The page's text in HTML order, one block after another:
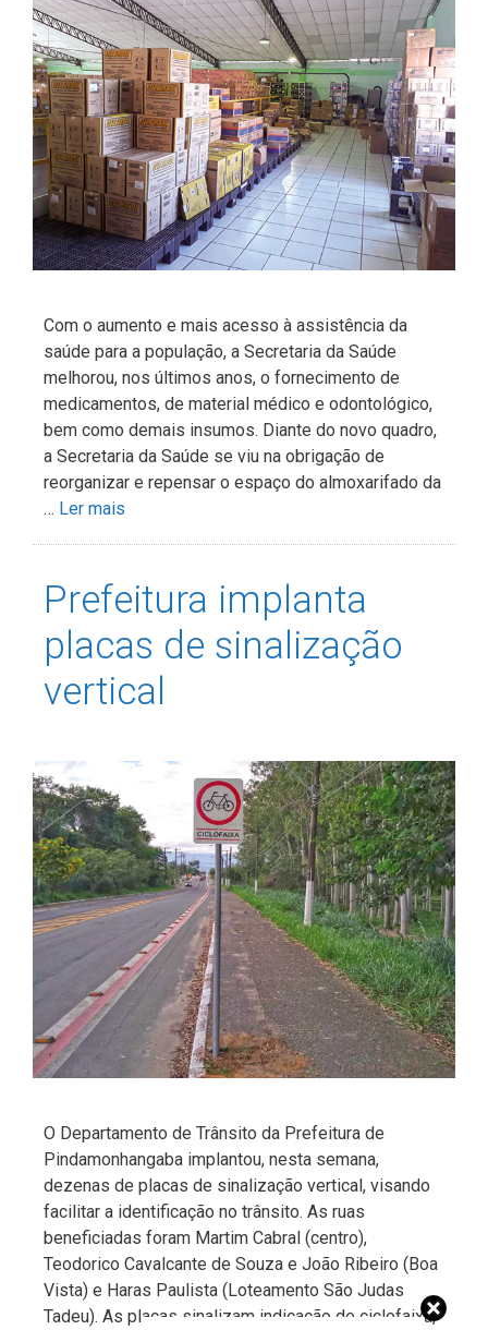
Com o aumento e mais acesso à assistência da
saúde para a população, a Secretaria da Saúde
melhorou, nos últimos anos, o fornecimento de
medicamentos, de material médico e odontológico,
bem como demais insumos. Diante do novo quadro,
a Secretaria da Saúde se viu na obrigação de
reorganizar e repensar o espaço do almoxarifado da
… Ler mais
Prefeitura implanta
placas de sinalização
vertical
O Departamento de Trânsito da Prefeitura de
Pindamonhangaba implantou, nesta semana,
dezenas de placas de sinalização vertical, visando
facilitar a identificação no trânsito. As ruas
beneficiadas foram Martim Cabral (centro),
Teodorico Cavalcante de Souza e João Ribeiro (Boa
Vista) e Haras Paulista (Loteamento São Judas
Tadeu). As placas sinalizam indicação de ciclofaixa,